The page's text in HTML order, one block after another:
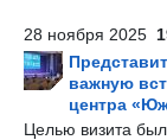
28 ноября 2025
важную
центра
Целью визита